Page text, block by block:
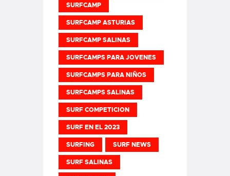
SURFCAMP
SURFCAMP ASTURIAS
SURFCAMP SALINAS
SURFCAMPS PARA JOVENES
SURFCAMPS PARA NIÑOS
SURFCAMPS SALINAS
SURF COMPETICION
SURF EN EL 2023
SURFING SURF NEWS
SURF SALINAS